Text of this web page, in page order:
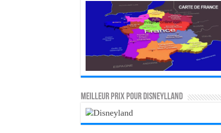
MEILLEUR PRIX POUR DISNEYLLAND